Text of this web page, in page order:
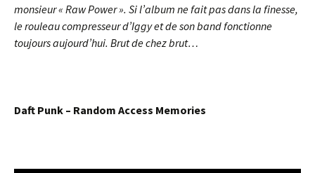
monsieur « Raw Power ». Si l’album ne fait pas dans la finesse,
le rouleau compresseur d’Iggy et de son band fonctionne
toujours aujourd’hui. Brut de chez brut…
Daft Punk – Random Access Memories